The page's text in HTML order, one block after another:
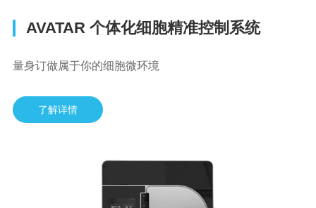
AVATAR 个体化细胞精准控制系统
量身订做属于你的细胞微环境
了解详情